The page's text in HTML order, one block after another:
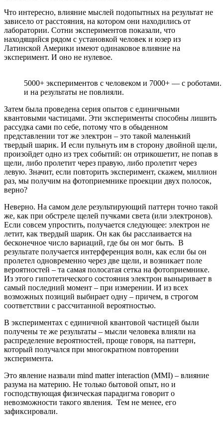
Что интересно, влияние мыслей подопытных на результат не
зависело от расстояния, на котором они находились от
лаборатории. Сотни экспериментов показали, что
находящийся рядом с установкой человек и юзер из
Латинской Америки имеют одинаковое влияние на
эксперимент. И оно не нулевое.
5000+ экспериментов с человеком и 7000+ — с
и на результаты не повлияли.
Затем была проведена серия опытов с единичными
квантовыми частицами. Эти эксперименты способны лишить
рассудка сами по себе, потому что в обыденном
представлении тот же электрон – это такой маленький
твердый шарик. И если пульнуть им в сторону двойной щели,
произойдет одно из трех событий: он отрикошетит, не попав в
щели, либо пролетит через правую, либо пролетит через
левую. Значит, если повторить эксперимент, скажем, миллион
раз, мы получим на фотоприемнике проекции двух полосок,
верно?
Неверно. На самом деле результирующий паттерн точно такой
же, как при обстреле щелей пучками света (или электронов).
Если совсем упростить, получается следующее: электрон не
летит, как твердый шарик. Он как бы расслаивается на
бесконечное число вариаций, где бы он мог быть. В
результате получается интерференция волн, как если бы он
пролетел одновременно через две щели, и возникает поле
вероятностей – та самая полосатая сетка на фотоприемнике.
Из этого гипотетического состояния электрон выныривает в
самый последний момент – при измерении. И из всех
возможных позиций выбирает одну – причем, в строгом
соответствии с рассчитанной вероятностью.
В экспериментах с единичной квантовой частицей были
получены те же результаты – мысли человека влияли на
распределение вероятностей, проще говоря, на паттерн,
который получался при многократном повторении
эксперимента.
Это явление назвали mind matter interaction (MMI) – влияние
разума на материю. Не только бытовой опыт, но и
господствующая физическая парадигма говорит о
невозможности такого явления. Тем не менее, его
зафиксировали.